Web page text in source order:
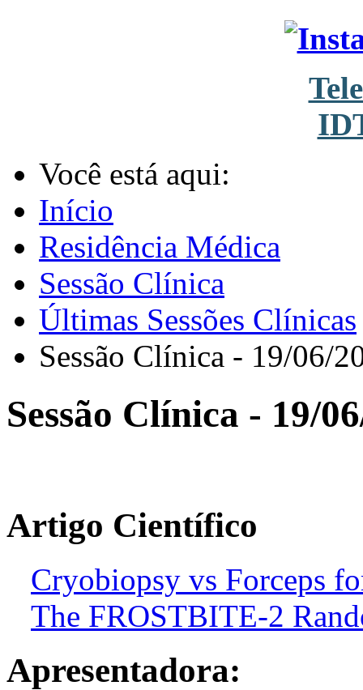
Você está aqui:
Início
Residência Médica
Sessão Clínica
Últimas Sessões Clínicas
Sessão Clínica - 19/06/
Sessão Clínica - 19/
Artigo Científico
Cryobiopsy vs Forceps
The FROSTBITE-2
Apresentadora: